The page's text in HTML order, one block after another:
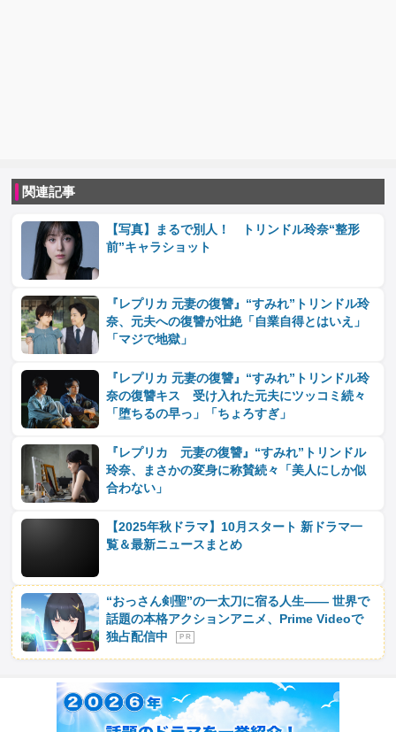
関連記事
【写真】まるで別人！ トリンドル玲奈“整形
前”キャラショット
『レプリカ 元妻の復讐』“すみれ”トリンドル玲
奈、元夫への復讐が壮絶「自業自得とはいえ」
「マジで地獄」
『レプリカ 元妻の復讐』“すみれ”トリンドル玲
奈の復讐キス 受け入れた元夫にツッコミ続々
「堕ちるの早っ」「ちょろすぎ」
『レプリカ 元妻の復讐』“すみれ”トリンドル
玲奈、まさかの変身に称賛続々「美人にしか似
合わない」
【2025年秋ドラマ】10月スタート 新ドラマ一
覧＆最新ニュースまとめ
“おっさん剣聖”の一太刀に宿る人生―― 世界で
話題の本格アクションアニメ、Prime Videoで
独占配信中
P R